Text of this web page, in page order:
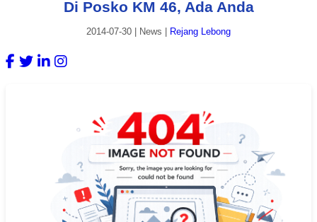
Di Posko KM 46, Ada Anda
2014-07-30 News Rejang Lebong